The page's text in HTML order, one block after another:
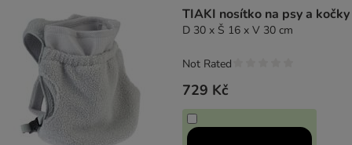
TIAKI nosítko na psy a kočky
D 30 x Š 16 x V 30 cm
729 Kč
Not Rated